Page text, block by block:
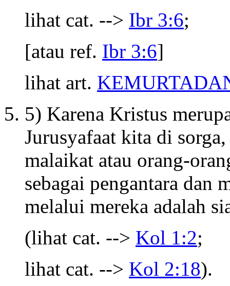
lihat cat. --> Ibr 3:6;
[atau ref. Ibr 3:6]
lihat art.
5) Karena Kristus
Jurusyafaat kita di
malaikat atau orang-
sebagai pengantara dan
melalui mereka adalah
(lihat cat. --> Kol 1:2;
lihat cat. --> Kol 2:18).